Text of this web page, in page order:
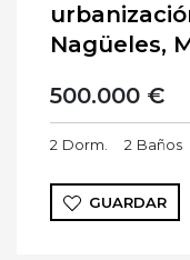
Nagüeles,
500.000 €
2 Dorm. 2 Baños
GUARDAR